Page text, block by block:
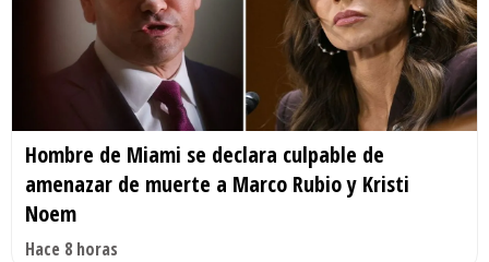
Hombre de Miami se declara culpable de
amenazar de muerte a Marco Rubio y Kristi
Noem
Hace 8 horas